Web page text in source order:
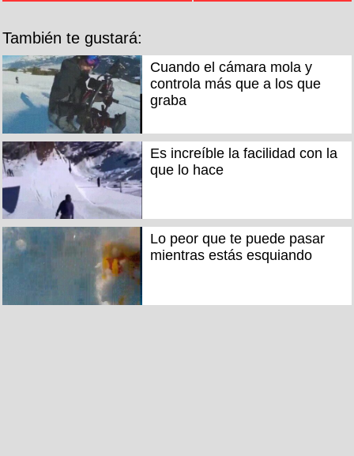
También te gustará:
Cuando el cámara mola y
controla más que a los que
graba
Es increíble la facilidad con la
que lo hace
Lo peor que te puede pasar
mientras estás esquiando